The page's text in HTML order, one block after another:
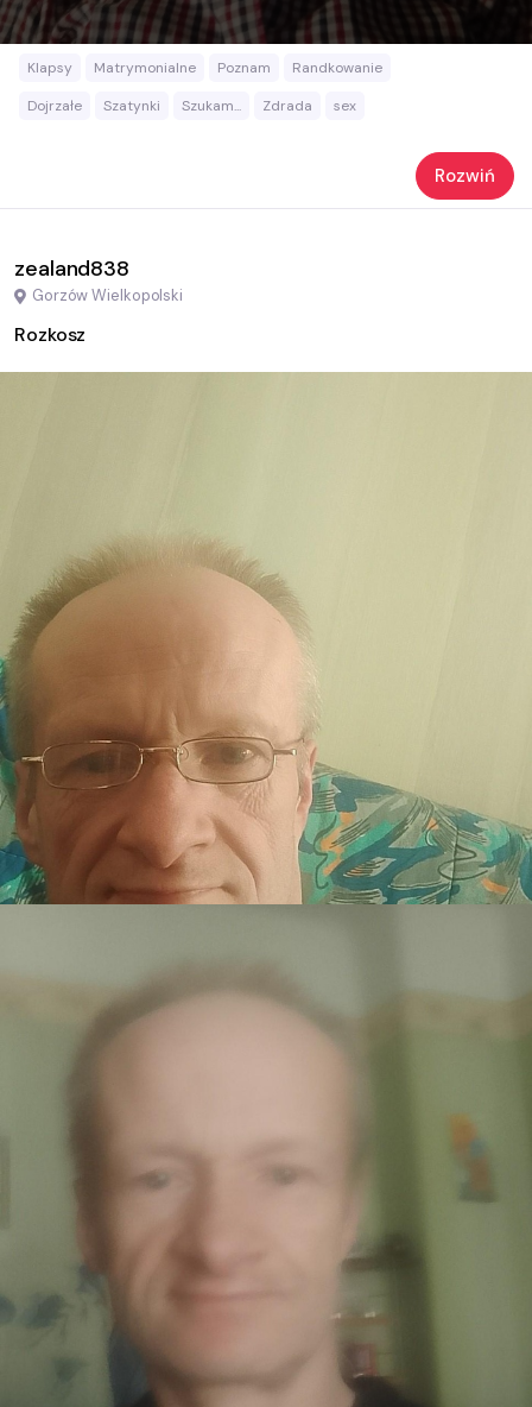
Klapsy Matrymonialne Poznam
Randkowanie
Dojrzałe
Szatynki Szukam... Zdrada sex
Rozwiń
zealand838
Gorzów Wielkopolski
Rozkosz